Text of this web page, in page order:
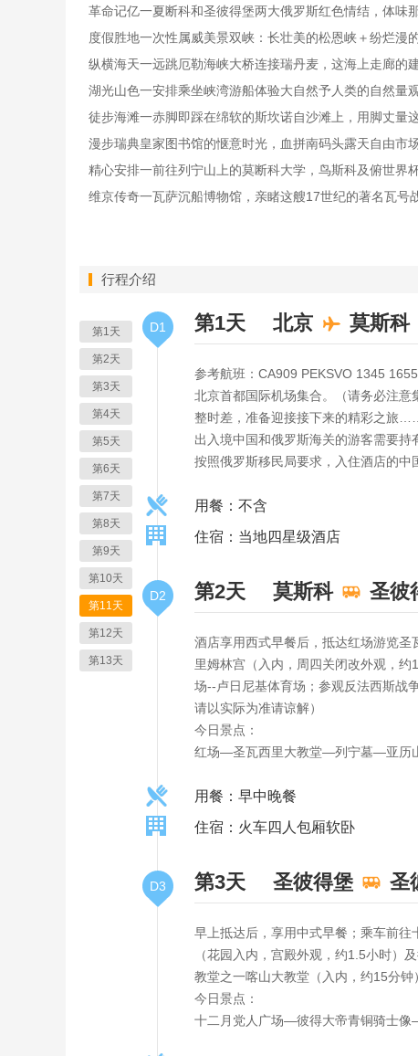
革命记亿一夏断科和圣彼得堡两大俄罗斯红色情结，体味
度假胜地一次性属威美景双峡：长壮美的松恩峡＋纷烂漫
纵横海天一远跳厄勒海峡大桥连接瑞丹麦，这海上走廊的
湖光山色一安排乘坐峡湾游船体验大自然予人类的自然量
徒步海滩一赤脚即踩在绵软的斯坎诺自沙滩上，用脚丈量
漫步瑞典皇家图书馆的惬意时光，血拼南码头露天自由市
精心安排一前往列宁山上的莫断科大学，鸟斯科及俯世界
维京传奇一瓦萨沉船博物馆，亲睹这艘17世纪的著名瓦号
行程介绍
第1天
第2天
第3天
第4天
第5天
第6天
第7天
第8天
第9天
第10天
第11天
第12天
第13天
D1 第1天 北京 莫斯科
参考航班：CA909 PEKSVO 1345 1655
北京首都国际机场集合。（请务必注
整时差，准备迎接接下来的精彩之旅……
出入境中国和俄罗斯海关的游客需要持
按照俄罗斯移民局要求，入住酒店的中
用餐：不含
住宿：当地四星级酒店
D2 第2天 莫斯科 圣彼
酒店享用西式早餐后，抵达红场游览
里姆林宫（入内，周四关闭改外观，
场--卢日尼基体育场；参观反法西斯战
请以实际为准请谅解）
今日景点：
红场—圣瓦西里大教堂—列宁墓—亚历
用餐：早中晚餐
住宿：火车四人包厢软卧
D3 第3天 圣彼得堡 圣
早上抵达后，享用中式早餐；乘车前
（花园入内，宫殿外观，约1.5小时）
教堂之一喀山大教堂（入内，约15分钟
今日景点：
十二月党人广场—彼得大帝青铜骑士